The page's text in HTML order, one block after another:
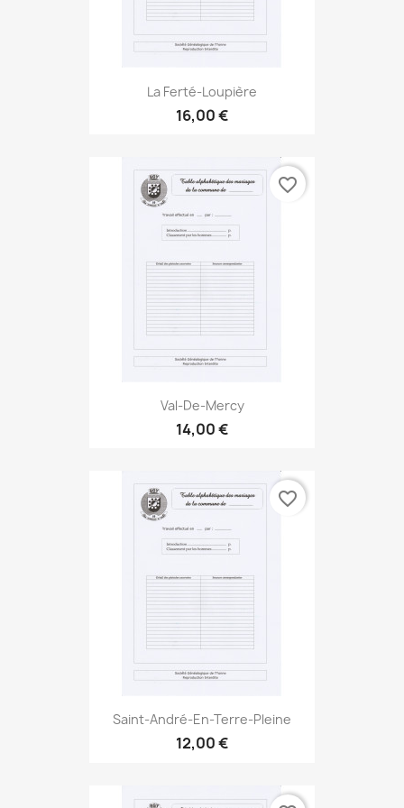
La Ferté-Loupière
16,00 €
Val-De-Mercy
14,00 €
favorite_border
Saint-André-En-Terre-Pleine
12,00 €
favorite_border